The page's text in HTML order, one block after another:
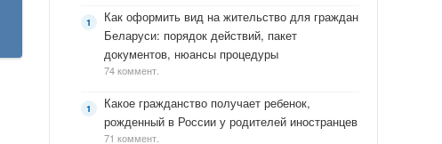
Как оформить вид на жительство для граждан
Беларуси: порядок действий, пакет
документов, нюансы процедуры
74 коммент.
Какое гражданство получает ребенок,
рожденный в России у родителей иностранцев
71 коммент.